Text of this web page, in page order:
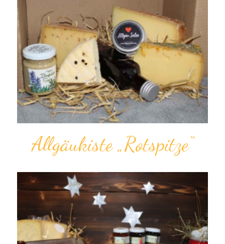
Allgäukiste „Rotspitze“